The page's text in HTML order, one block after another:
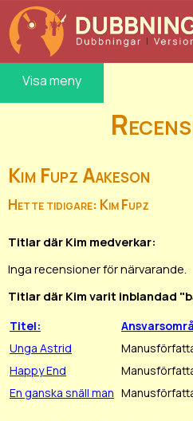
Visa meny
Kim Fupz Aakeson
Hette tidigare: Kim Fupz
Titlar där Kim medverkar:
Inga recensioner för närvarande.
Titlar där Kim varit inblandad
Titel:
Unga Astrid
Happy End
En ganska snäll man